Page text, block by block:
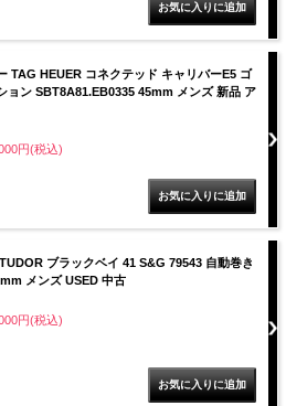
TAG HEUER コネクテッド キャリバーE5 ゴ
ョン SBT8A81.EB0335 45mm メンズ 新品 ア
円(税込)
ブラックベイ 41 S&G 79543 自動巻き
メンズ USED 中古
円(税込)